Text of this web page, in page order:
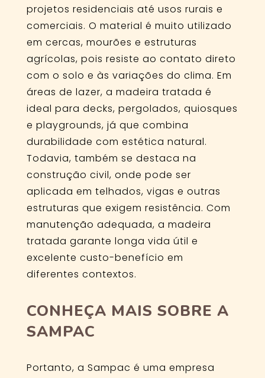
projetos residenciais até usos rurais e
comerciais. O material é muito utilizado
em cercas, mourões e estruturas
agrícolas, pois resiste ao contato direto
com o solo e às variações do clima. Em
áreas de lazer, a madeira tratada é
ideal para decks, pergolados, quiosques
e playgrounds, já que combina
durabilidade com estética natural.
Todavia, também se destaca na
construção civil, onde pode ser
aplicada em telhados, vigas e outras
estruturas que exigem resistência. Com
manutenção adequada, a madeira
tratada garante longa vida útil e
excelente custo-benefício em
diferentes contextos.
CONHEÇA MAIS SOBRE A
SAMPAC
Portanto, a Sampac é uma empresa